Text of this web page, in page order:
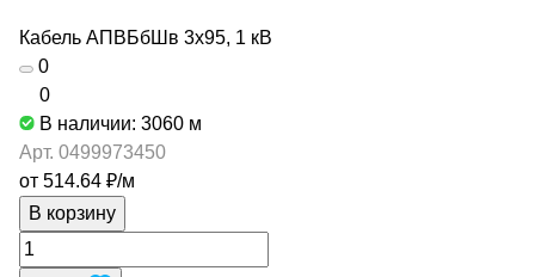
Кабель АПВБбШв 3х95, 1 кВ
0
0
В наличии: 3060 м
Арт. 0499973450
от 514.64 ₽/м
В корзину